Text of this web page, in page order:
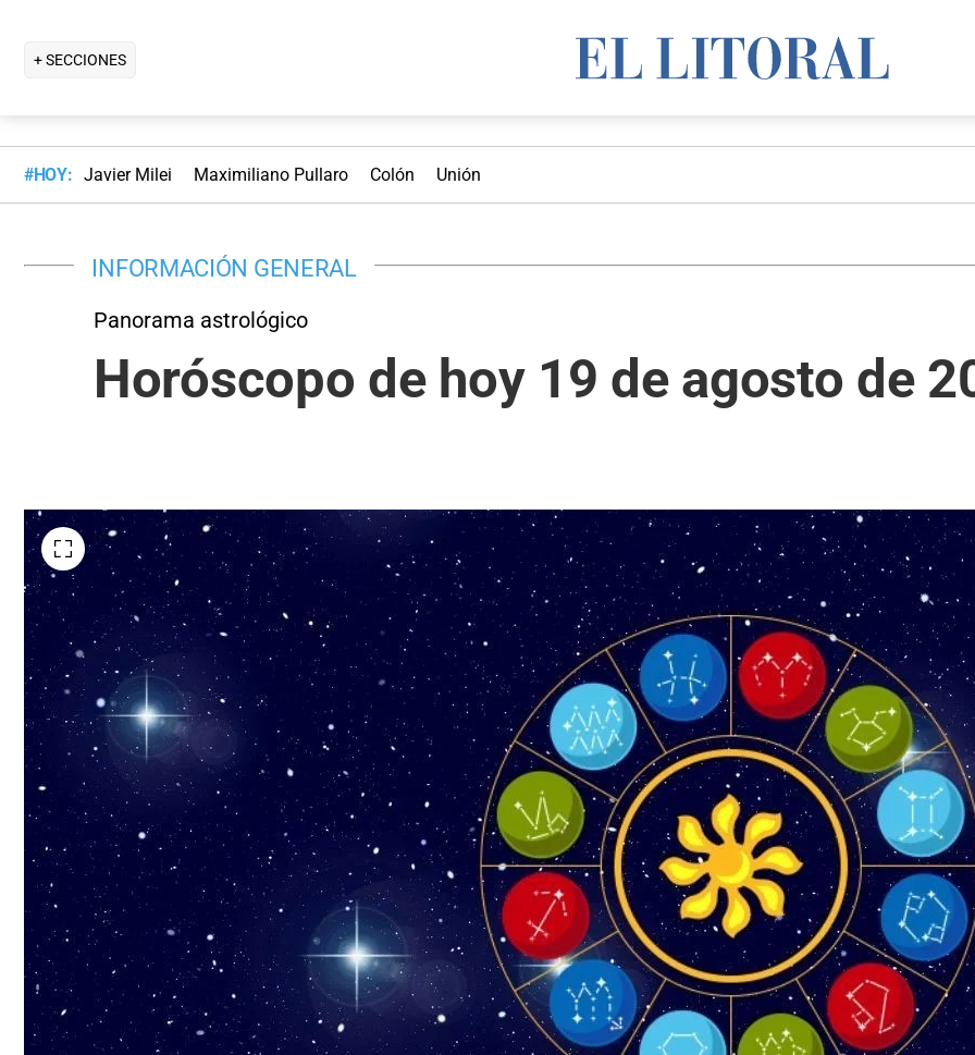
+ SECCIONES
#HOY: Javier Milei Maximiliano Pullaro Colón Unión
INFORMACIÓN GENERAL
Panorama astrológico
Horóscopo de hoy 19 de agosto de